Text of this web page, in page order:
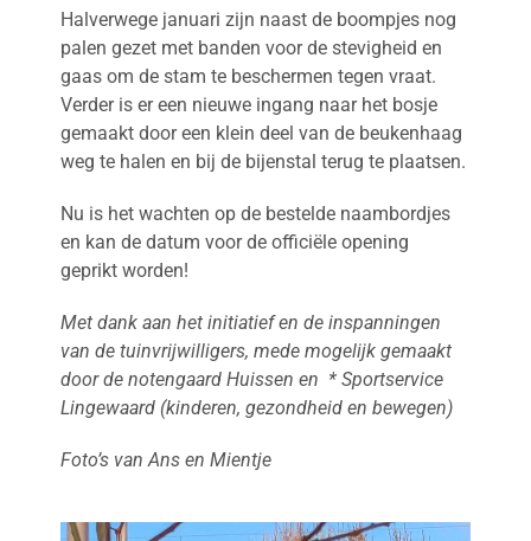
Halverwege januari zijn naast de boompjes nog
palen gezet met banden voor de stevigheid en
gaas om de stam te beschermen tegen vraat.
Verder is er een nieuwe ingang naar het bosje
gemaakt door een klein deel van de beukenhaag
weg te halen en bij de bijenstal terug te plaatsen.
Nu is het wachten op de bestelde naambordjes
en kan de datum voor de officiële opening
geprikt worden!
Met dank aan het initiatief en de inspanningen
van de tuinvrijwilligers, mede mogelijk gemaakt
door de notengaard Huissen en * Sportservice
Lingewaard (kinderen, gezondheid en bewegen)
Foto’s van Ans en Mientje